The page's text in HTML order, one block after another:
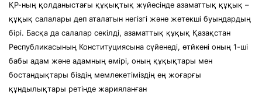
ҚР-ның қолданыстағы құқықтық жүйесінде азаматтық құқық –
құқық салалары деп аталатын негізгі және жетекші буындардың
бірі. Басқа да салалар секілді, азаматтық құқық Қазақстан
Республикасының Конституциясына сүйенеді, өтйкені оның 1-ші
бабы адам және адамның өмірі, оның құқықтары мен
бостандықтары біздің мемлекетіміздің ең жоғарғы
құндылықтары ретінде жарияланған